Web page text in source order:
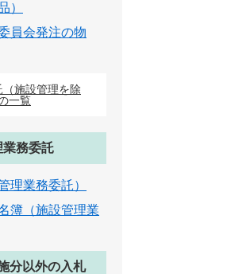
）
員会発注の物
施設管理を除
一覧
業務委託
理業務委託）
簿（施設管理業
分以外の入札